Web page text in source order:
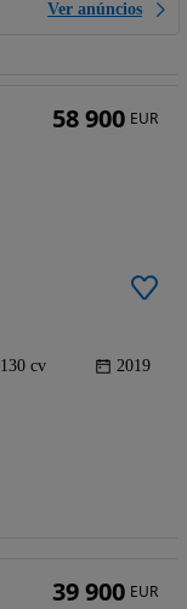
Ver anúncios
130 cv 2019
58 900 EUR
39 900 EUR